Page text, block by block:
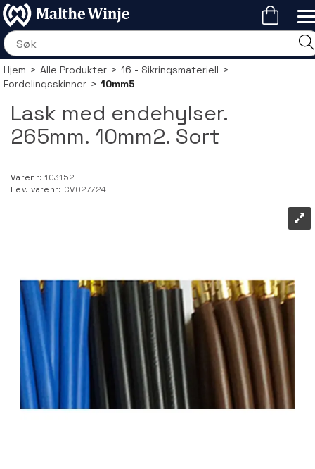
Hjem>Alle Produkter>16 - Sikringsmateriell>
Fordelingsskinner>10mm5
Lask med endehylser.
265mm. 10mm2. Sort
-
Varenr:103152
Lev. varenr: CV027724